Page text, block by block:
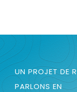
UN PROJET DE
PARLONS EN